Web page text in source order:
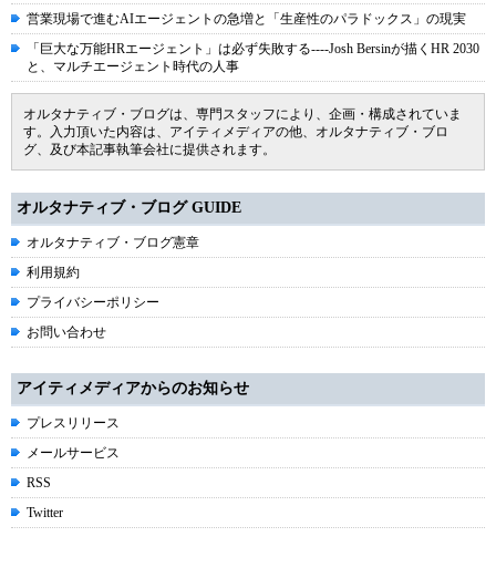
営業現場で進むAIエージェントの急増と「生産性のパラドックス」の現実
「巨大な万能HRエージェント」は必ず失敗する----Josh Bersinが描くHR 2030
と、マルチエージェント時代の人事
オルタナティブ・ブログは、専門スタッフにより、企画・構成されていま
す。入力頂いた内容は、アイティメディアの他、オルタナティブ・ブロ
グ、及び本記事執筆会社に提供されます。
オルタナティブ・ブログ GUIDE
オルタナティブ・ブログ憲章
利用規約
プライバシーポリシー
お問い合わせ
アイティメディアからのお知らせ
プレスリリース
メールサービス
RSS
Twitter